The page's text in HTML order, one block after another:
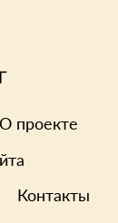
О проекте
Контакты